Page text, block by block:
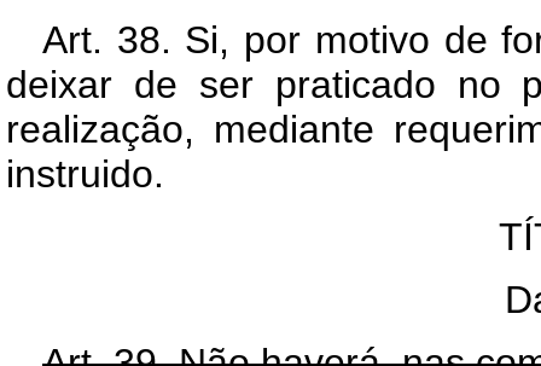
Art. 38. Si, por motivo de
deixar de ser praticado no
realização, mediante
instruido.